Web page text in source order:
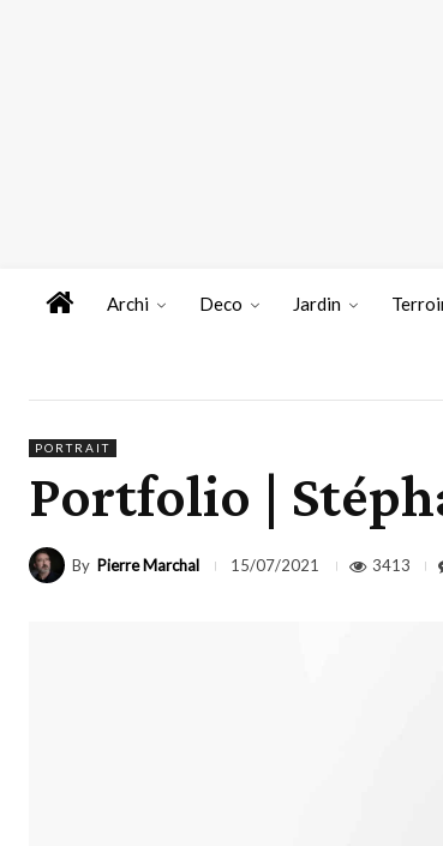
Archi Deco Jardin
PORTRAIT
Portfolio |
By Pierre Marchal 15/07/2021 3413